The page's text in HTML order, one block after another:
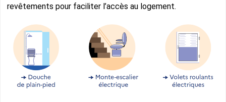
revêtements pour faciliter l’accès au logement.